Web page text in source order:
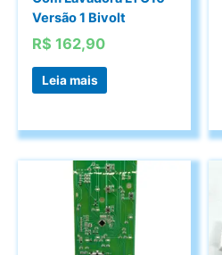
Versão 1 Bivolt
R$ 162,90
Leia mais